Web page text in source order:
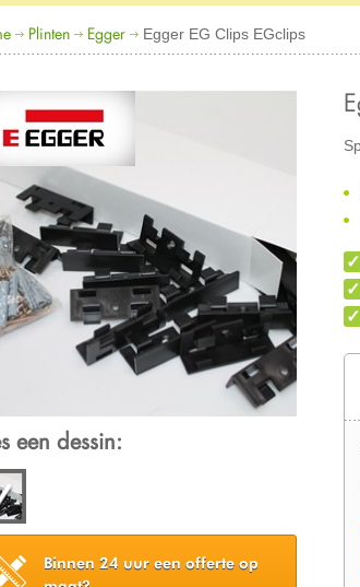
Plinten Egger Egger EG Clips EGclips
een dessin:
Binnen 24 uur een offerte op